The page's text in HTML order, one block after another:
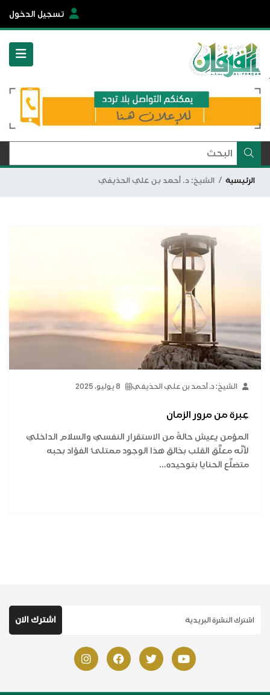
تسجيل الدخول
الرئيسية الشيخ: د. أحمد بن علي الحذيفي
الشيخ: د. أحمد بن علي الحذيفي 8 يوليو، 2025
عِبرة من مرور الزمان
المؤمن يعيش حالةً من الاستقرار النفسيّ والسلام الداخليّ
لأنَّه معلَّق القلب بخالق هذا الوجود ممتلئ الفؤاد بحبه
متضلِّع الحنايا بتوحيده...